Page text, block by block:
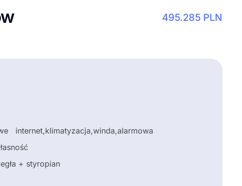
495.285 PLN
internet,klimatyzacja,winda,alarmowa
+ styropian